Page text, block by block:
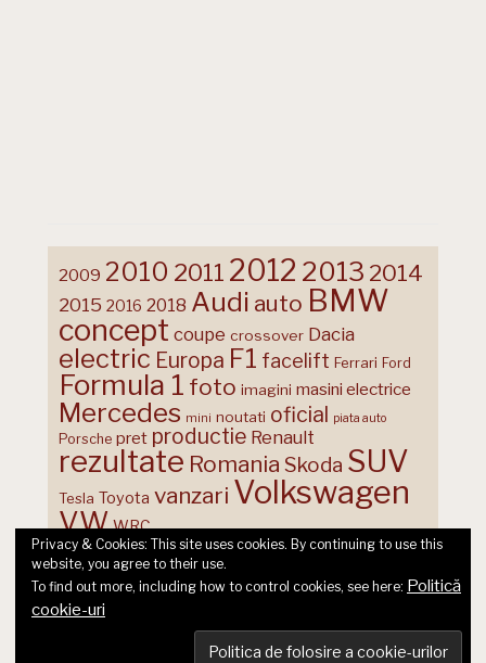
2009 2010 2011 2012 2013 2014
2015 2016 2018 Audi auto BMW
concept coupe crossover Dacia
electric Europa F1 facelift Ferrari Ford
Formula 1 foto imagini masini electrice
Mercedes mini noutati oficial piata auto
Porsche pret productie Renault
rezultate Romania Skoda SUV
Tesla Toyota vanzari Volkswagen
VW WRC
© 2026 Ecart Media SRL | made by Nina Cocea &infin
Privacy & Cookies: This site uses cookies. By continuing to use this
website, you agree to their use.
To find out more, including how to control cookies, see here: Politică
cookie-uri